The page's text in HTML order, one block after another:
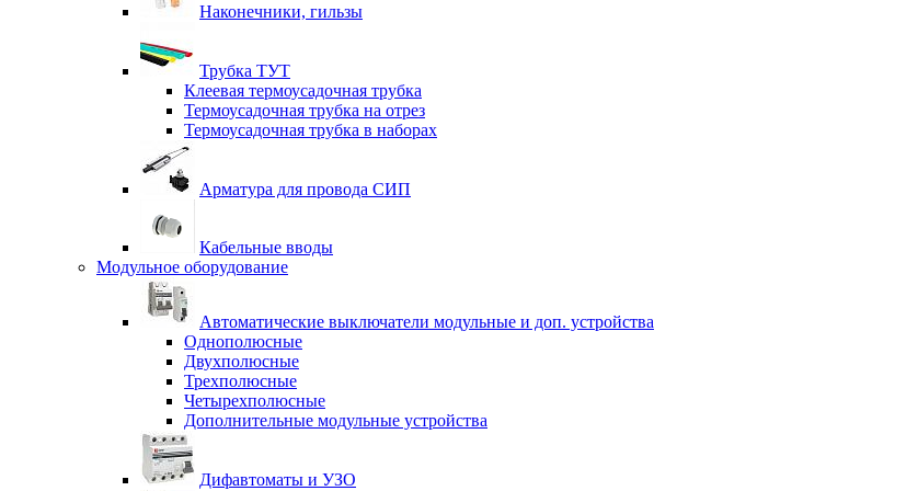
Наконечники, гильзы
Трубка ТУТ
Клеевая термоусадочная трубка
Термоусадочная трубка на отрез
Термоусадочная трубка в наборах
Арматура для провода СИП
Кабельные вводы
Модульное оборудование
Автоматические выключатели модульные и доп. устройства
Однополюсные
Двухполюсные
Трехполюсные
Четырехполюсные
Дополнительные модульные устройства
Дифавтоматы и УЗО